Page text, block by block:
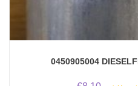
0450905004